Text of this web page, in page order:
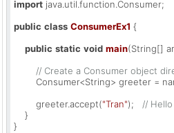
import java.util.function.Consumer;
public class ConsumerEx1 {
public static void main(String[]
// Create a Consumer object
Consumer<String> greeter =
        greeter.accept(
"Tran"); // Hello
    }
}